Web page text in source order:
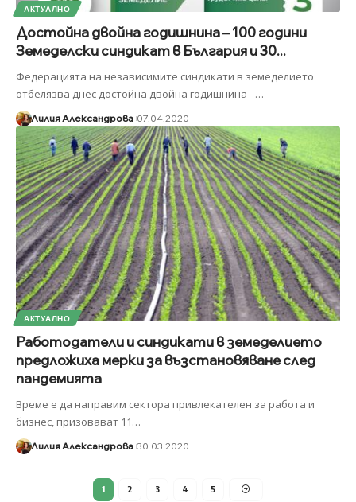
АКТУАЛНО
Достойна двойна годишнина – 100 години
Земеделски синдикат в България и 30...
Федерацията на независимите синдикати в земеделието
отбелязва днес достойна двойна годишнина –…
Лилия Александрова 07.04.2020
АКТУАЛНО
Работодатели и синдикати в земеделието
предложиха мерки за възстановяване след
пандемията
Време е да направим сектора привлекателен за работа и
бизнес, призовават 11…
Лилия Александрова 30.03.2020
1 2 3 4 5